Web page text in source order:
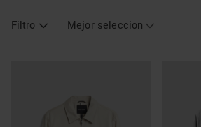
Filtro Mejor seleccion